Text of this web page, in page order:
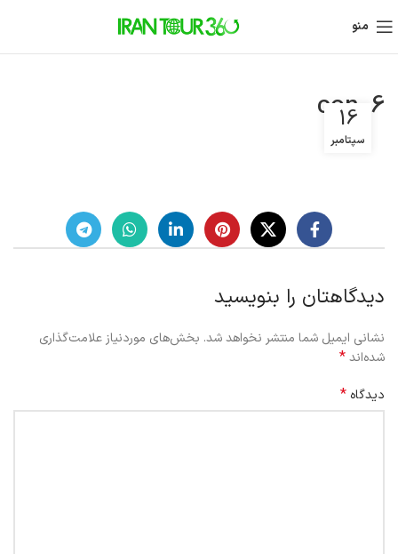
منو
con06
16
سپتامبر
دیدگاهتان را بنویسید
نشانی ایمیل شما منتشر نخواهد شد. بخش‌های موردنیاز علامت‌گذاری
شده‌اند*
دیدگاه *